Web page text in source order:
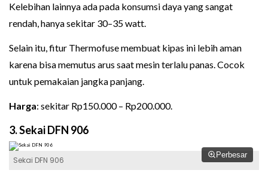
Kelebihan lainnya ada pada konsumsi daya yang sangat
rendah, hanya sekitar 30–35 watt.
Selain itu, fitur Thermofuse membuat kipas ini lebih aman
karena bisa memutus arus saat mesin terlalu panas. Cocok
untuk pemakaian jangka panjang.
Harga: sekitar Rp150.000 – Rp200.000.
3. Sekai DFN 906
Perbesar
Sekai DFN 906